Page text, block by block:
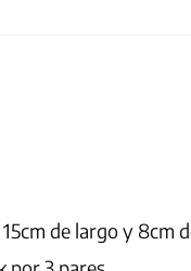
de largo y 8cm